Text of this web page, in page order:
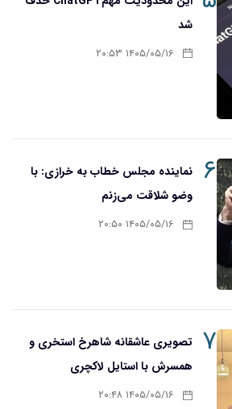
شد
۱۴۰۵/۰۵/۱۶ ۲۰:۵۳
۶
نماینده مجلس خطاب به خرازی: با
وضو شلاقت می‌زنم
۱۴۰۵/۰۵/۱۶ ۲۰:۵۰
۷
تصویری عاشقانه شاهرخ استخری و
همسرش با استایل لاکچری
۱۴۰۵/۰۵/۱۶ ۲۰:۴۸